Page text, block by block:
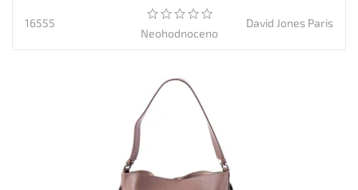
16555
Neohodnoceno
David Jones Paris